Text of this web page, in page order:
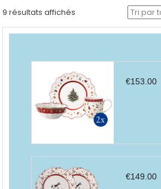
9 résultats affichés
par
€153.00
€149.00